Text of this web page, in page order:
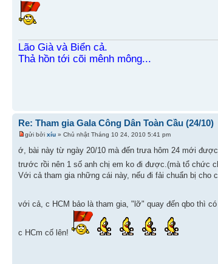
Lão Già và Biển cả.
Thả hồn tới cõi mênh mông...
Re: Tham gia Gala Công Dân Toàn Cầu (24/10)
gửi bởi xíu » Chủ nhật Tháng 10 24, 2010 5:41 pm
ớ, bài này từ ngày 20/10 mà đến trưa hôm 24 mới
trước rồi nên 1 số anh chị em ko đi được.(mà tổ chức
Với cả tham gia những cái này, nếu đi fải chuẩn bị
với cả, c HCM bảo là tham gia, "lỡ" quay đến qbo thì
c HCm cố lên!